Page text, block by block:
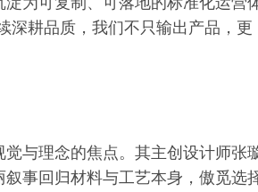
深耕品质，我们不只输出产品，更
与理念的焦点。其主创设计师张
事回归材料与工艺本身，傲觅选